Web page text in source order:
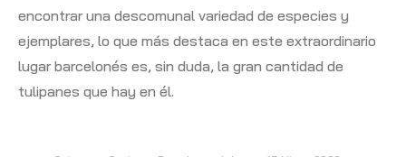
encontrar una descomunal variedad de especies y
ejemplares, lo que más destaca en este extraordinario
lugar barcelonés es, sin duda, la gran cantidad de
tulipanes que hay en él.